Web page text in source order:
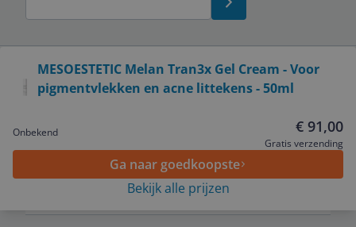
MESOESTETIC Melan Tran3x Gel Cream - Voor
pigmentvlekken en acne littekens - 50ml
Onbekend € 91,00
Gratis verzending
Ga naar goedkoopste
Bekijk alle prijzen
Service